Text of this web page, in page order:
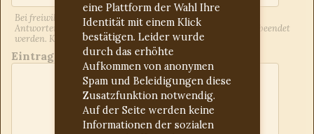
eine Plattform der Wahl Ihre
Identität mit einem Klick
bestätigen. Leider wurde
durch das erhöhte
Aufkommen von anonymen
Spam und Beleidigungen diese
Zusatzfunktion notwendig.
Auf der Seite werden keine
Informationen der sozialen
Bei freiwilliger Angabe der E-Mail-Adresse werden Sie über
Antworten auf Ihren Beitrag informiert. Dies kann jederzeit beendet
werden. Kontrollieren Sie ggf. den Spam-Ordner.
Eintrag: